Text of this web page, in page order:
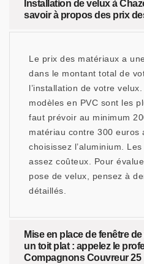
Installation de velux à
savoir à propos des prix
Le prix des matériaux a
dans le montant total de
l’installation de votre
modèles en PVC sont les
faut prévoir au minimum
matériau contre 300 euros
choisissez l’aluminium.
assez coûteux. Pour
pose de velux, pensez à
détaillés.
Mise en place de fenêtre
un toit plat : appelez le
Compagnons Couvreur 25